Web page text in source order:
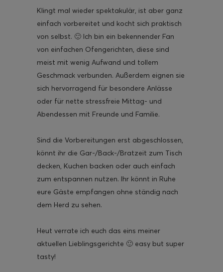
Eis am Stil
Klingt mal wieder spektakulär, ist aber ganz
einfach vorbereitet und kocht sich praktisch
von selbst. 🙂 Ich bin ein bekennender Fan
von einfachen Ofengerichten, diese sind
meist mit wenig Aufwand und tollem
Geschmack verbunden. Außerdem eignen sie
sich hervorragend für besondere Anlässe
oder für nette stressfreie Mittag- und
Abendessen mit Freunde und Familie.
Sind die Vorbereitungen erst abgeschlossen,
könnt ihr die Gar-/Back-/Bratzeit zum Tisch
decken, Kuchen backen oder auch einfach
zum entspannen nutzen. Ihr könnt in Ruhe
eure Gäste empfangen ohne ständig nach
dem Herd zu sehen.
Heut verrate ich euch das eins meiner
aktuellen Lieblingsgerichte 🙂 easy but super
tasty!